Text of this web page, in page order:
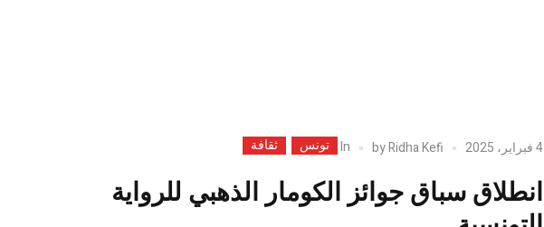
4 فبراير، 2025 byRidha Kefi
In تونس ثقافة
انطلاق سباق جوائز الكومار الذهبي للرواية